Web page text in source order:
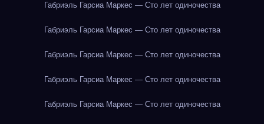
Габриэль Гарсиа Маркес — Сто лет одиночества
Габриэль Гарсиа Маркес — Сто лет одиночества
Габриэль Гарсиа Маркес — Сто лет одиночества
Габриэль Гарсиа Маркес — Сто лет одиночества
Габриэль Гарсиа Маркес — Сто лет одиночества